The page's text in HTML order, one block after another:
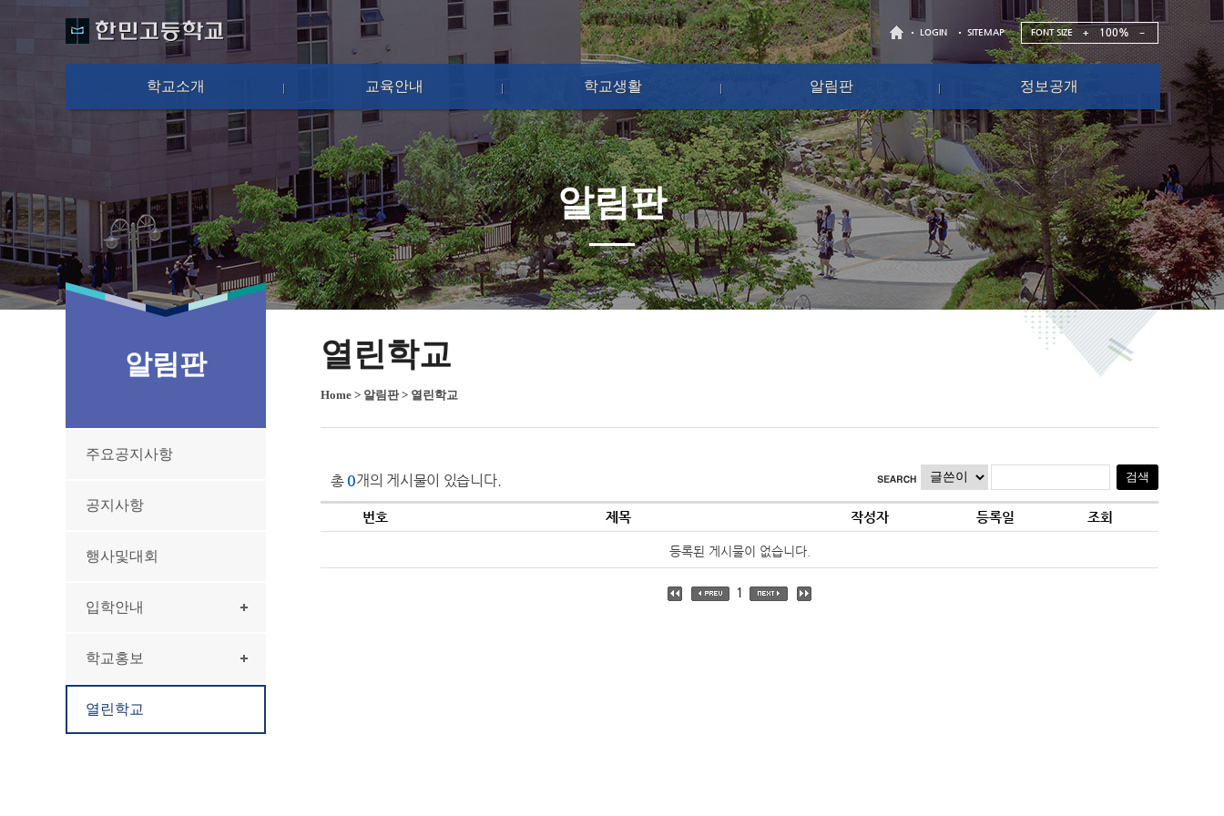
LOGIN SITEMAP FONT SIZE 100%
학교소개 교육안내 학교생활 알림판 정보공개
알림판
알림판
주요공지사항
공지사항
행사및대회
입학안내
학교홍보
열린학교
Home > 알림판> 열린학교
열린학교
총 0개의 게시물이 있습니다.
번호 제목 작성자 등록일 조회
등록된 게시물이 없습니다.
1